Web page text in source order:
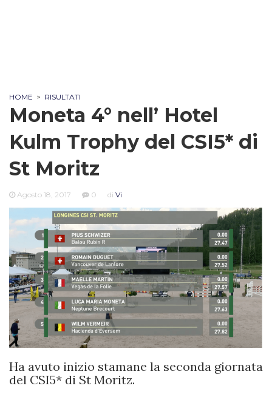
HOME > RISULTATI
Moneta 4° nell’ Hotel
Kulm Trophy del CSI5* di
St Moritz
Agosto 18, 2017 0 di Vi
Ha avuto inizio stamane la seconda giornata
del CSI5* di St Moritz.